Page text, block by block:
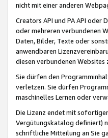
nicht mit einer anderen
Creators API und PA API
oder mehreren verbundenen
Daten, Bilder, Texte oder
anwendbaren
diesen verbundenen
Sie dürfen den
verletzen. Sie dürfen
maschinelles Lernen oder
Die Lizenz endet mit
Vergütungskatalog definiert)
schriftliche Mitteilung an Sie